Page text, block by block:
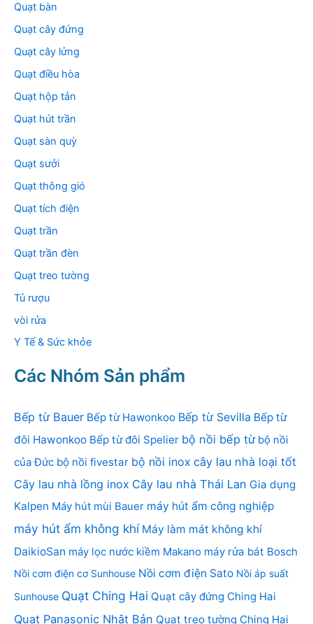
Quạt bàn
Quạt cây đứng
Quạt cây lửng
Quạt điều hòa
Quạt hộp tản
Quạt hút trần
Quạt sàn quỳ
Quạt sưởi
Quạt thông gió
Quạt tích điện
Quạt trần
Quạt trần đèn
Quạt treo tường
Tủ rượu
vòi rửa
Y Tế & Sức khỏe
Các Nhóm Sản phẩm
Bếp từ Bauer Bếp từ Hawonkoo Bếp từ Sevilla Bếp từ
đôi Hawonkoo Bếp từ đôi Spelier bộ nồi bếp từ bộ nồi
của Đức bộ nồi fivestar bộ nồi inox cây lau nhà loại tốt
Cây lau nhà lồng inox Cây lau nhà Thái Lan Gia dụng
Kalpen Máy hút mùi Bauer máy hút ẩm công nghiệp
máy hút ẩm không khí Máy làm mát không khí
DaikioSan máy lọc nước kiềm Makano máy rửa bát Bosch
Nồi cơm điện cơ Sunhouse Nồi cơm điện Sato Nồi áp suất
Sunhouse Quạt Ching Hai Quạt cây đứng Ching Hai
Quạt Panasonic Nhật Bản Quạt treo tường Ching Hai